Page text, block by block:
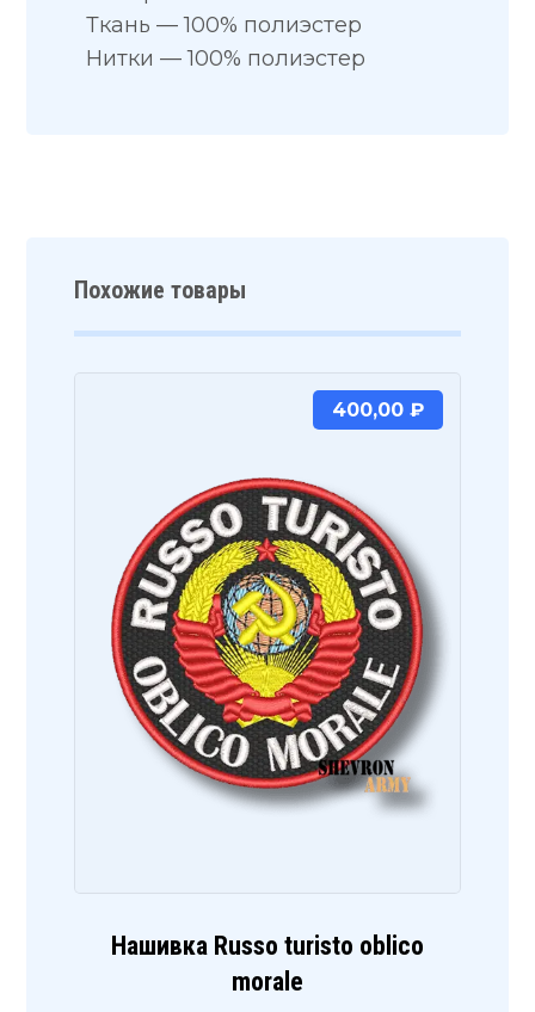
Ткань — 100% полиэстер
Нитки — 100% полиэстер
Похожие товары
Нашивка Russo turisto oblico
morale
400,00 ₽